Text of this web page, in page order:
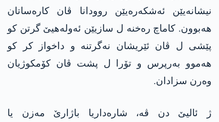
نیشانەیێن ئەشکەرەیێن روودانا ڤان کارەساتان
ھەبوون. کاماچ رەخنە ل سازیێن ئەولەھیێ گرتن کو
پێشی ل ڤان ئێریشان نەگرتنە و داخواز کر کو
ھەموو بەرپرس و تۆرا ل پشت ڤان کۆمکوژیان
وەرن سزادان.
ژ ئالیێ دن ڤە، شارەداریا باژارێ مەزن یا